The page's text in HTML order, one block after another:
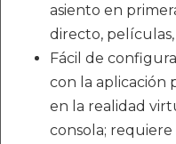
asiento en
directo,
Fácil de
con la aplicación
en la realidad
consola;